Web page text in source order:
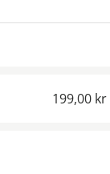
199,00 kr